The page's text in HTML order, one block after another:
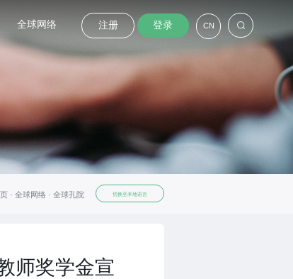
全球网络 注册 登录 CN
· 全球网络 · 全球孔院 切换至本地语言
师奖学金宣